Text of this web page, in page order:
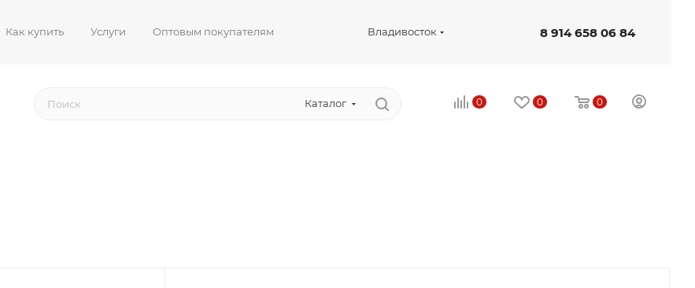
Как купить Услуги Оптовым покупателям Владивосток 8 914 658 06 84
Каталог 0 0 0